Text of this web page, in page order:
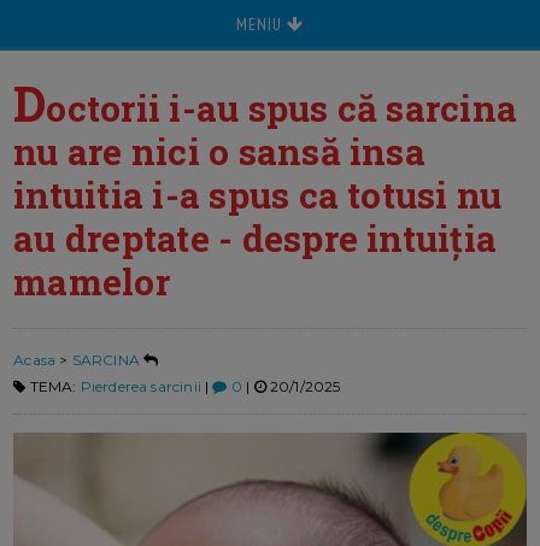
MENIU
Doctorii i-au spus că sarcina
nu are nici o sansă insa
intuitia i-a spus ca totusi nu
au dreptate - despre intuiția
mamelor
Acasa > SARCINA
TEMA: Pierderea sarcinii | 0 | 20/1/2025